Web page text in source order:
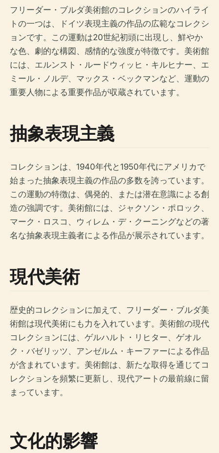
フリーダー・ブルダ美術館のコレクションのハイライ
トの一つは、ドイツ表現主義の作品の広範なコレクシ
ョンです。この運動は20世紀初頭に出現し、鮮やか
な色、劇的な構図、感情的な強度が特徴です。美術館
には、エルンスト・ルードウィッヒ・キルヒナー、エ
ミール・ノルデ、マックス・ベックマンなど、運動の
重要人物による重要作品が収蔵されています。
抽象表現主義
コレクションは、1940年代と1950年代にアメリカで
始まった抽象表現主義の作品の多数を誇っています。
この運動の特徴は、偶発的、または潜在意識による創
造の強調です。美術館には、ジャクソン・ポロック、
マーク・ロスコ、ウィレム・デ・クーニングなどの著
名な抽象表現主義者による作品が展示されています。
現代美術
歴史的コレクションに加えて、フリーダー・ブルダ美
術館は現代美術にも力を入れています。美術館の現代
コレクションには、ゲルハルト・リヒター、ゲオル
ク・バゼリッツ、アンゼルム・キーファーによる作品
が含まれています。美術館は、新たな取得を通じてコ
レクションを頻繁に更新し、現代アートの最前線に留
まっています。
文化的影響